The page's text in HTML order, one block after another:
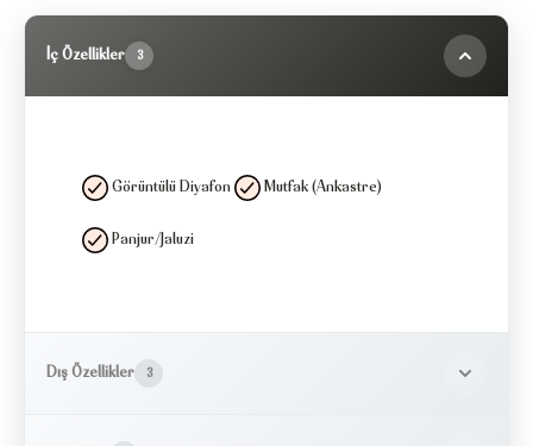
İç Özellikler 3
Görüntülü Diyafon Mutfak (Ankastre)
Panjur/Jaluzi
Dış Özellikler 3